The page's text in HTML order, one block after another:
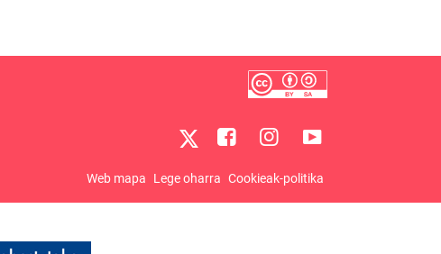
Web mapa Lege oharra Cookieak-politika